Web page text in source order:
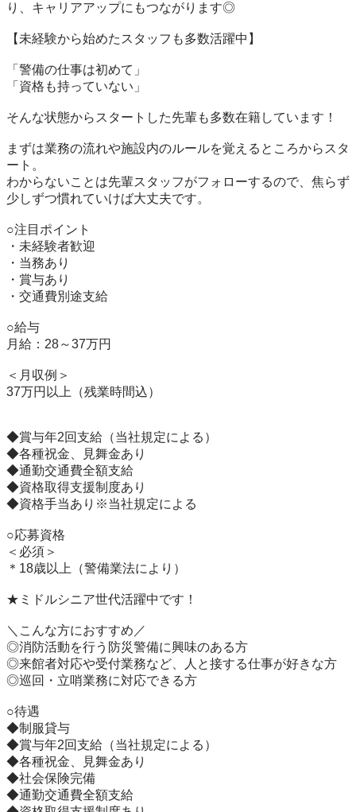
り、キャリアアップにもつながります◎
【未経験から始めたスタッフも多数活躍中】
「警備の仕事は初めて」
「資格も持っていない」
そんな状態からスタートした先輩も多数在籍しています！
まずは業務の流れや施設内のルールを覚えるところからスタ
ート。
わからないことは先輩スタッフがフォローするので、焦らず
少しずつ慣れていけば大丈夫です。
○注目ポイント
・未経験者歓迎
・当務あり
・賞与あり
・交通費別途支給
○給与
月給：28～37万円
＜月収例＞
37万円以上（残業時間込）
◆賞与年2回支給（当社規定による）
◆各種祝金、見舞金あり
◆通勤交通費全額支給
◆資格取得支援制度あり
◆資格手当あり※当社規定による
○応募資格
＜必須＞
＊18歳以上（警備業法により）
★ミドルシニア世代活躍中です！
＼こんな方におすすめ／
◎消防活動を行う防災警備に興味のある方
◎来館者対応や受付業務など、人と接する仕事が好きな方
◎巡回・立哨業務に対応できる方
○待遇
◆制服貸与
◆賞与年2回支給（当社規定による）
◆各種祝金、見舞金あり
◆社会保険完備
◆通勤交通費全額支給